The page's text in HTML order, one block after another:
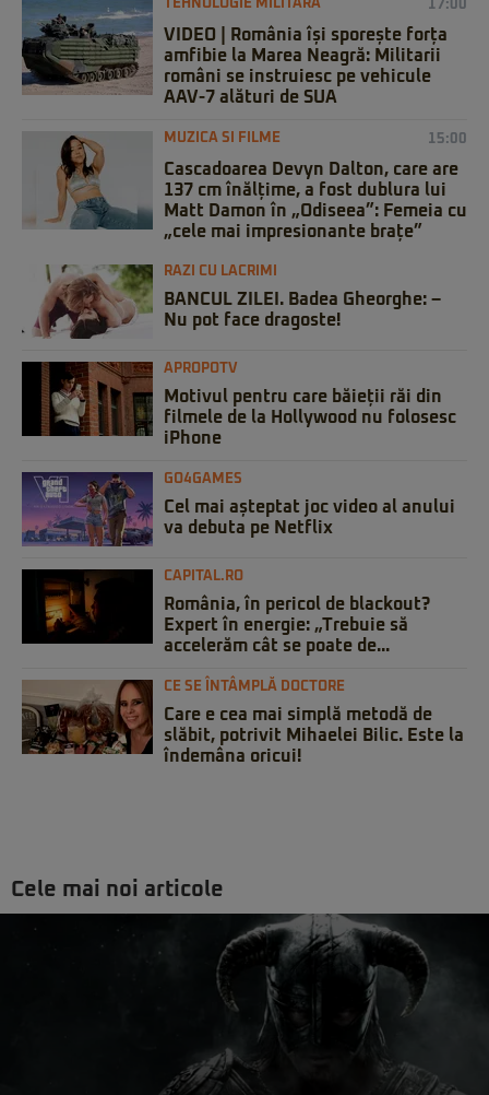
TEHNOLOGIE MILITARĂ 17:00
VIDEO | România își sporește forța
amfibie la Marea Neagră: Militarii
români se instruiesc pe vehicule
AAV-7 alături de SUA
MUZICA SI FILME 15:00
Cascadoarea Devyn Dalton, care are
137 cm înălțime, a fost dublura lui
Matt Damon în „Odiseea”: Femeia cu
„cele mai impresionante brațe”
RAZI CU LACRIMI
BANCUL ZILEI. Badea Gheorghe: –
Nu pot face dragoste!
APROPOTV
Motivul pentru care băieții răi din
filmele de la Hollywood nu folosesc
iPhone
GO4GAMES
Cel mai așteptat joc video al anului
va debuta pe Netflix
CAPITAL.RO
România, în pericol de blackout?
Expert în energie: „Trebuie să
accelerăm cât se poate de...
CE SE ÎNTÂMPLĂ DOCTORE
Care e cea mai simplă metodă de
slăbit, potrivit Mihaelei Bilic. Este la
îndemâna oricui!
Cele mai noi articole